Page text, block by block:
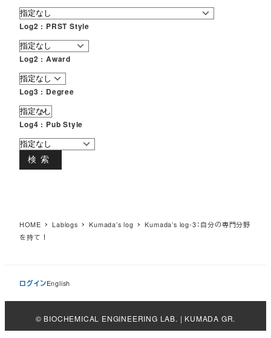
Log2 : PRST Style
Log2 : Award
Log3 : Degree
Log4 : Pub Style
検索
HOME Lablogs Kumada’s log
Kumada’s log-3：自分の専門分野
を持て！
ログインEnglish
© BIOCHEMICAL ENGINEERING LAB. | KUMADA GR.